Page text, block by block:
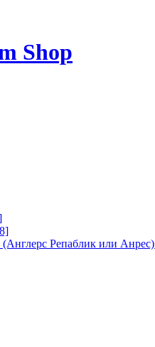
Репаблик или Анрес)